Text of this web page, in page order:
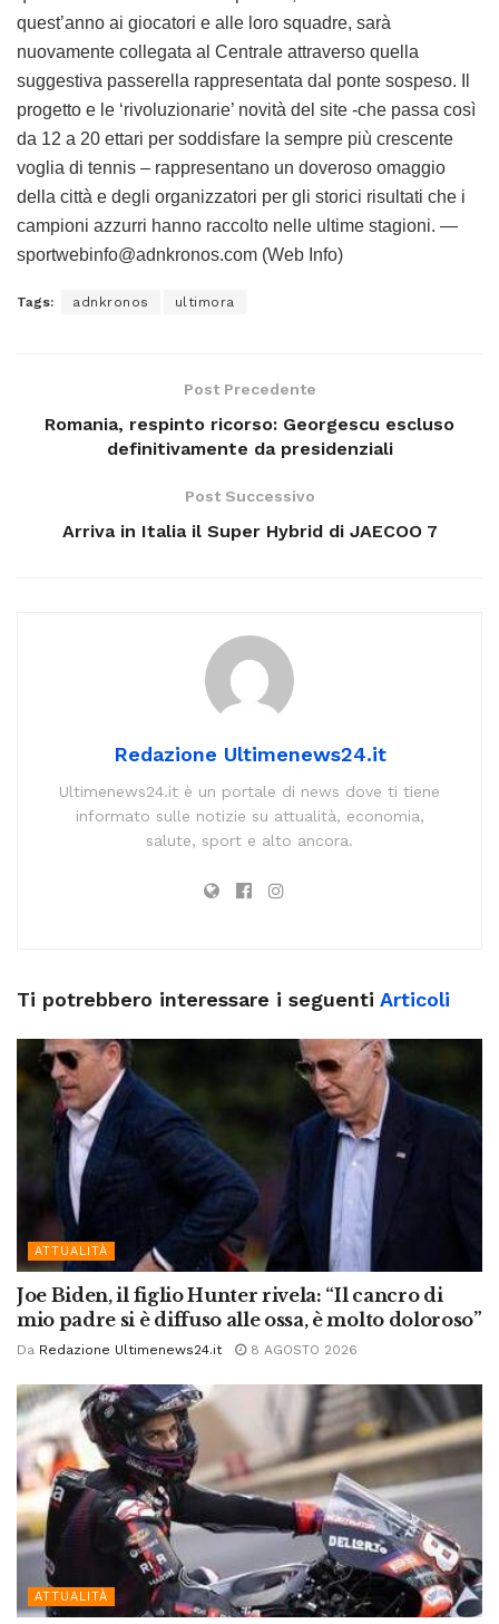
quest’anno ai giocatori e alle loro squadre, sarà
nuovamente collegata al Centrale attraverso quella
suggestiva passerella rappresentata dal ponte sospeso. Il
progetto e le ‘rivoluzionarie’ novità del site -che passa così
da 12 a 20 ettari per soddisfare la sempre più crescente
voglia di tennis – rappresentano un doveroso omaggio
della città e degli organizzatori per gli storici risultati che i
campioni azzurri hanno raccolto nelle ultime stagioni. —
sportwebinfo@adnkronos.com (Web Info)
Tags: adnkronos ultimora
Post Precedente
Romania, respinto ricorso: Georgescu escluso
definitivamente da presidenziali
Post Successivo
Arriva in Italia il Super Hybrid di JAECOO 7
Redazione Ultimenews24.it
Ultimenews24.it è un portale di news dove ti tiene
informato sulle notizie su attualità, economia,
salute, sport e alto ancora.
Ti potrebbero interessare i seguenti Articoli
ATTUALITÀ
Joe Biden, il figlio Hunter rivela: “Il cancro di
mio padre si è diffuso alle ossa, è molto doloroso”
Da Redazione Ultimenews24.it 8 AGOSTO 2026
ATTUALITÀ